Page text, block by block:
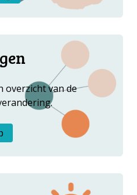
overzicht van de